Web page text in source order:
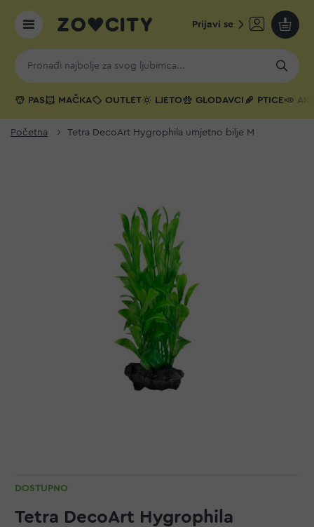
Prijavi se
Moja
PAS MAČKA OUTLET LJETO GLODAVCI PTICE
Početna Tetra DecoArt Hygrophila umjetno bilje M
DOSTUPNO
Tetra DecoArt Hygrophila